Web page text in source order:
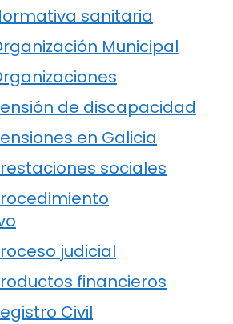
sanitaria
Municipal
de discapacidad
en Galicia
sociales
judicial
financieros
Civil